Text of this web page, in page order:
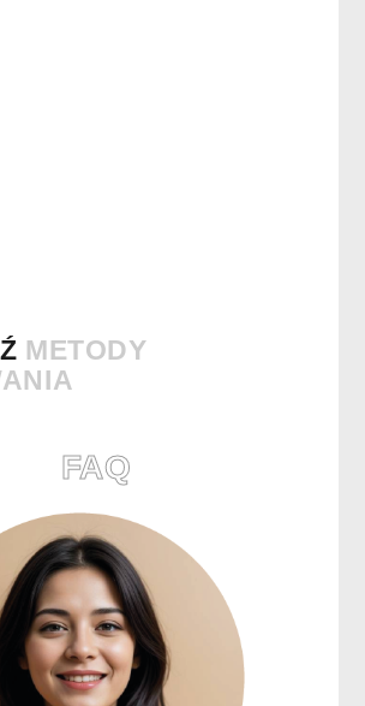
METODY
FAQ